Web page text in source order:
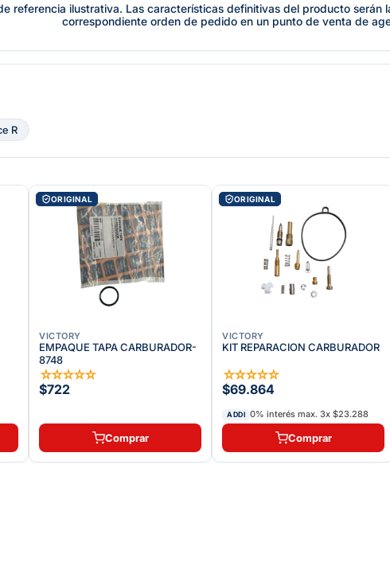
referencia ilustrativa. Las características definitivas del producto serán
correspondiente orden de pedido en un punto de venta de
R
ORIGINAL
VICTORY
EMPAQUE TAPA CARBURADOR-
8748
☆☆☆☆☆
$722
Comprar
ORIGINAL
VICTORY
KIT REPARACION CARBURADOR
☆☆☆☆☆
$69.864
ADDI 0% interés max. 3x $23.288
Comprar